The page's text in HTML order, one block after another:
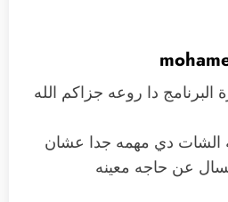
البرنامج دا روعه جزاكم الله
الشات دي مهمه جدا عشان
عن حاجه معينه